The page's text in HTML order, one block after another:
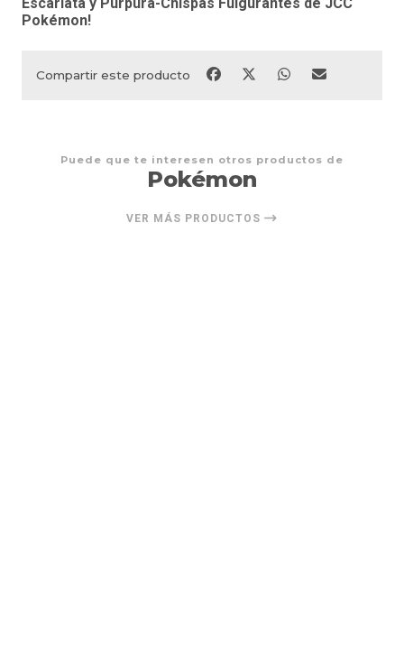
Pokémon!
Compartir este producto
Puede que te interesen otros productos de
Pokémon
VER MÁS PRODUCTOS